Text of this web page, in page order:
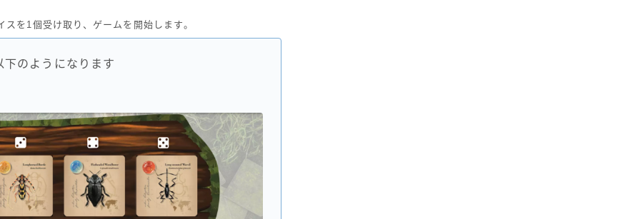
を1個受け取り、ゲームを開始します。
下のようになります